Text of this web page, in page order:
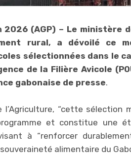
2026 (AGP) – Le ministère
rural, a dévoilé ce
sélectionnées dans le
de la Filière Avicole
gabonaise de presse.
“cette sélection
et constitue une
à “renforcer
alimentaire du